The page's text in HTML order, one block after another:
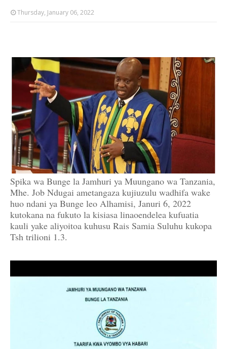
Thursday, January 06, 2022
Spika wa Bunge la Jamhuri ya Muungano wa Tanzania,
Mhe. Job Ndugai ametangaza kujiuzulu wadhifa wake
huo ndani ya Bunge leo Alhamisi, Januri 6, 2022
kutokana na fukuto la kisiasa linaoendelea kufuatia
kauli yake aliyoitoa kuhusu Rais Samia Suluhu kukopa
Tsh trilioni 1.3.